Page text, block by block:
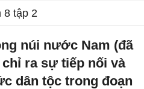
8 tập 2
núi nước Nam (đã
ra sự tiếp nối và
dân tộc trong đoạn